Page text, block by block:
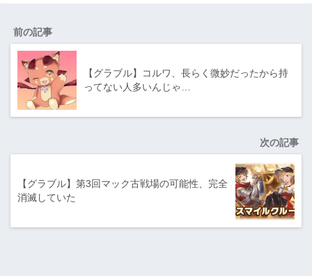
前の記事
【グラブル】コルワ、長らく微妙だったから持
ってない人多いんじゃ…
次の記事
【グラブル】第3回マック古戦場の可能性、完全
消滅していた